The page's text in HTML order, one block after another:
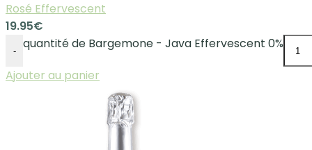
Rosé Effervescent
19.95€
-
quantité de Bargemone - Java Effervescent 0%
Ajouter au panier